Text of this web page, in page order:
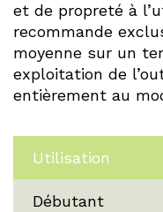
et de propreté à
recommande
moyenne sur un
exploitation de
entièrement au
Utilisation
Débutant